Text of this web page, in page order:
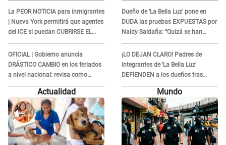
La PEOR NOTICIA para inmigrantes
| Nueva York permitirá que agentes
del ICE si puedan CUBRIRSE EL
ROSTRO
OFICIAL | Gobierno anuncia
DRÁSTICO CAMBIO en los feriados
a nivel nacional: revisa como
quedarán los DÍAS LIBRES
Dueño de 'La Bella Luz' pone en
DUDA las pruebas EXPUESTAS por
Naldy Saldaña: “Quizá se han
editado...”
¡LO DEJAN CLARO! Padres de
integrantes de 'La Bella Luz'
DEFIENDEN a los dueños tras
denuncia: “Nunca vimos nada...”
Actualidad Mundo